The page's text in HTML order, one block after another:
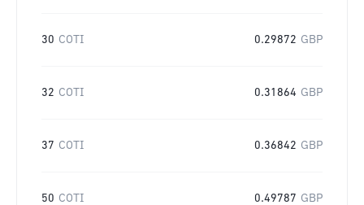
30 COTI 0.29872 GBP
32 COTI 0.31864 GBP
37 COTI 0.36842 GBP
50 COTI 0.49787 GBP